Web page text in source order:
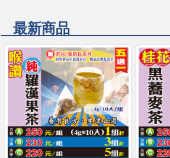
最新商品